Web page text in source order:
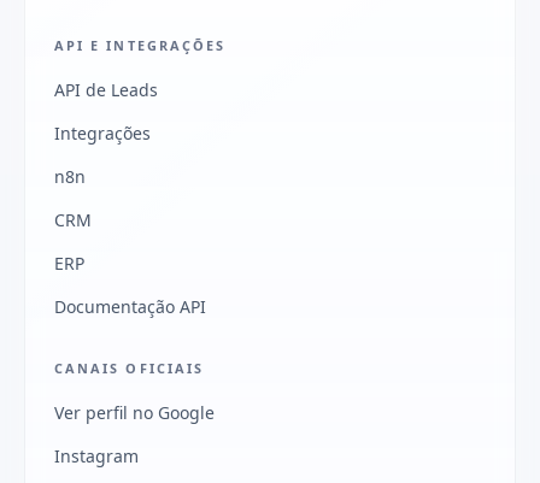
API E INTEGRAÇÕES
API de Leads
Integrações
n8n
CRM
ERP
Documentação API
CANAIS OFICIAIS
Ver perfil no Google
Instagram